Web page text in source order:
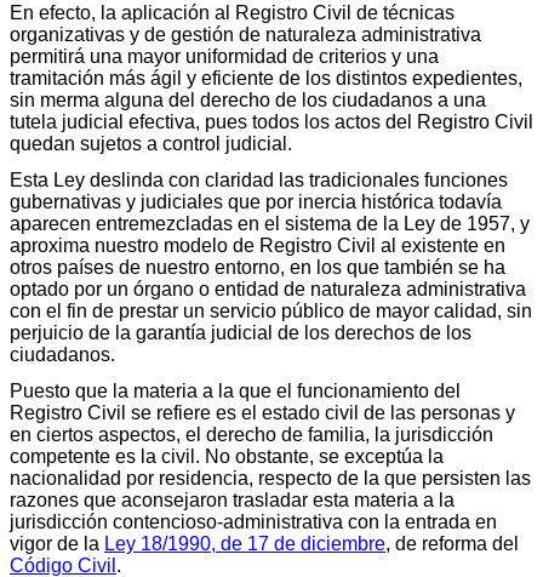
En efecto, la aplicación al Registro Civil de técnicas
organizativas y de gestión de naturaleza administrativa
permitirá una mayor uniformidad de criterios y una
tramitación más ágil y eficiente de los distintos expedientes,
sin merma alguna del derecho de los ciudadanos a una
tutela judicial efectiva, pues todos los actos del Registro Civil
quedan sujetos a control judicial.
Esta Ley deslinda con claridad las tradicionales funciones
gubernativas y judiciales que por inercia histórica todavía
aparecen entremezcladas en el sistema de la Ley de 1957, y
aproxima nuestro modelo de Registro Civil al existente en
otros países de nuestro entorno, en los que también se ha
optado por un órgano o entidad de naturaleza administrativa
con el fin de prestar un servicio público de mayor calidad, sin
perjuicio de la garantía judicial de los derechos de los
ciudadanos.
Puesto que la materia a la que el funcionamiento del
Registro Civil se refiere es el estado civil de las personas y
en ciertos aspectos, el derecho de familia, la jurisdicción
competente es la civil. No obstante, se exceptúa la
nacionalidad por residencia, respecto de la que persisten las
razones que aconsejaron trasladar esta materia a la
jurisdicción contencioso-administrativa con la entrada en
vigor de la Ley 18/1990, de 17 de diciembre, de reforma del
Código Civil .